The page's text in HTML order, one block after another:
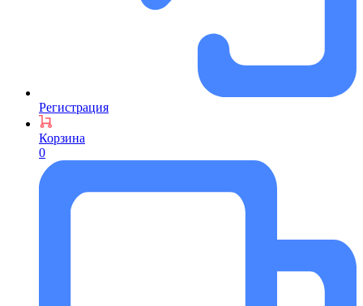
Регистрация
Корзина
0